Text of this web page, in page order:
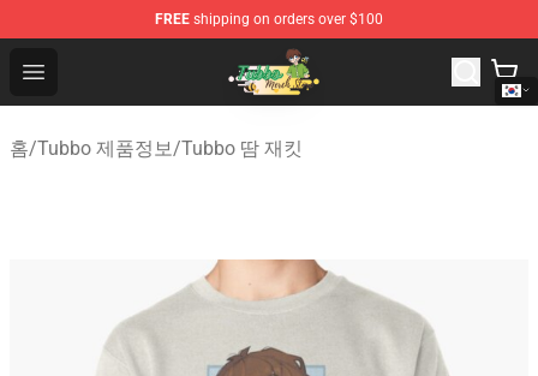
FREE shipping on orders over $100
Open menu
Tubbo Store - Official Tubbo Merchandise Shop
홈/Tubbo 제품정보/Tubbo 땀 재킷